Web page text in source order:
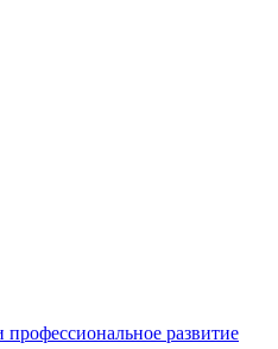
профессиональное развитие